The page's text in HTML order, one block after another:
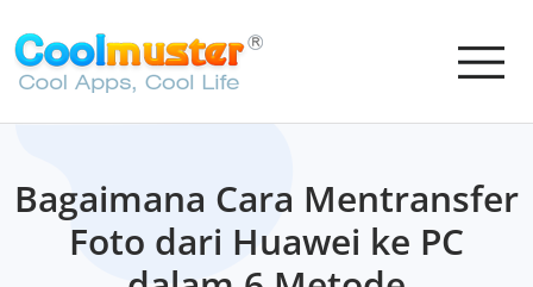
Bagaimana Cara Mentransfer
Foto dari Huawei ke PC